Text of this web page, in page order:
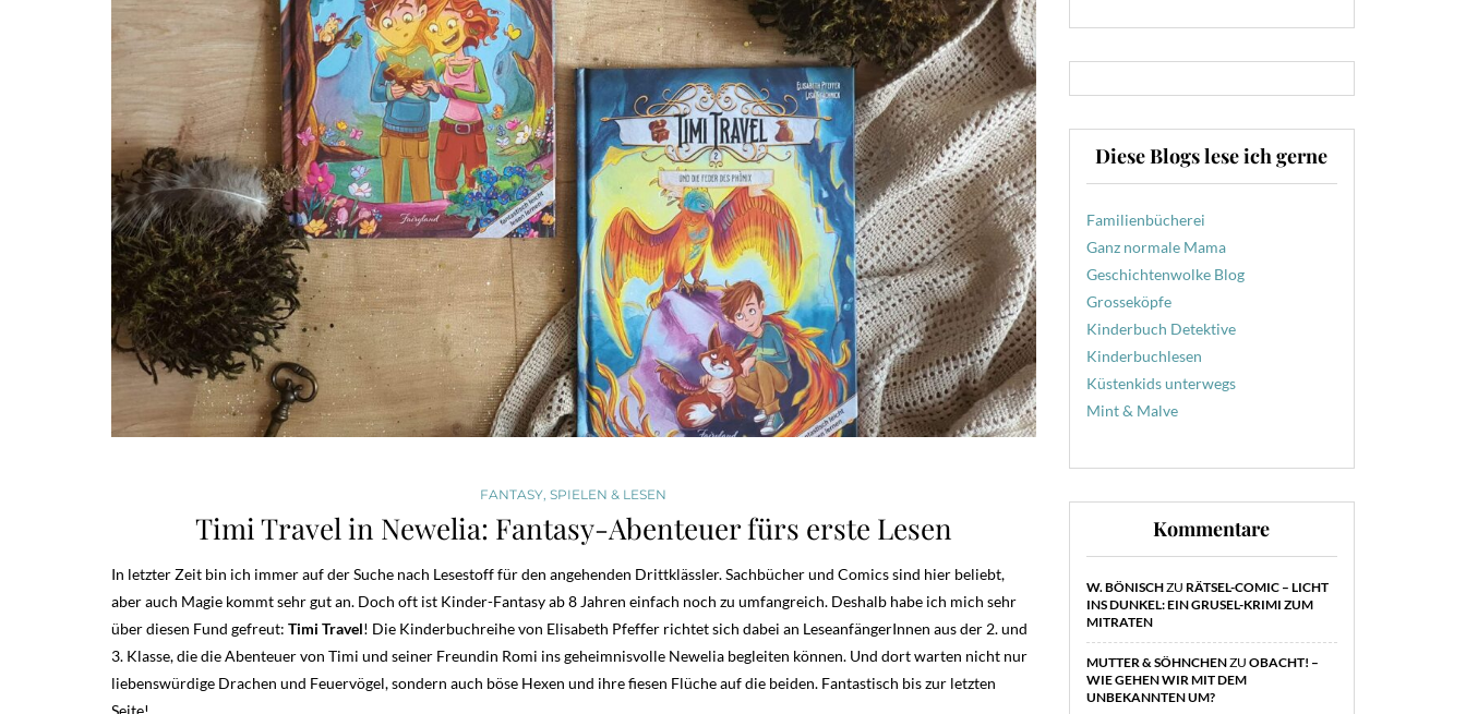
FANTASY,SPIELEN & LESEN
Timi Travel in Newelia: Fantasy-Abenteuer fürs erste Lesen
In letzter Zeit bin ich immer auf der Suche nach Lesestoff für den angehenden Drittklässler. Sachbücher und Comics sind hier beliebt,
aber auch Magie kommt sehr gut an. Doch oft ist Kinder-Fantasy ab 8 Jahren einfach noch zu umfangreich. Deshalb habe ich mich sehr
über diesen Fund gefreut: Timi Travel! Die Kinderbuchreihe von Elisabeth Pfeffer richtet sich dabei an LeseanfängerInnen aus der 2. und
3. Klasse, die die Abenteuer von Timi und seiner Freundin Romi ins geheimnisvolle Newelia begleiten können. Und dort warten nicht nur
liebenswürdige Drachen und Feuervögel, sondern auch böse Hexen und ihre fiesen Flüche auf die beiden. Fantastisch bis zur letzten
Diese Blogs lese ich gerne
Familienbücherei
Ganz normale Mama
Geschichtenwolke Blog
Grosseköpfe
Kinderbuch Detektive
Kinderbuchlesen
Küstenkids unterwegs
Mint & Malve
Kommentare
W. BÖNISCHZU RÄTSEL-COMIC – LICHT
INS DUNKEL: EIN GRUSEL-KRIMI ZUM
MITRATEN
MUTTER & SÖHNCHENZU OBACHT! –
WIE GEHEN WIR MIT DEM
UNBEKANNTEN UM?